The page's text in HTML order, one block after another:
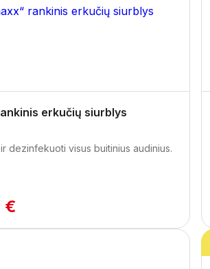
erkučių siurblys
dezinfekuoti visus buitinius audinius.
€